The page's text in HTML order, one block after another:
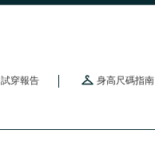
試穿報告 身高尺碼指南